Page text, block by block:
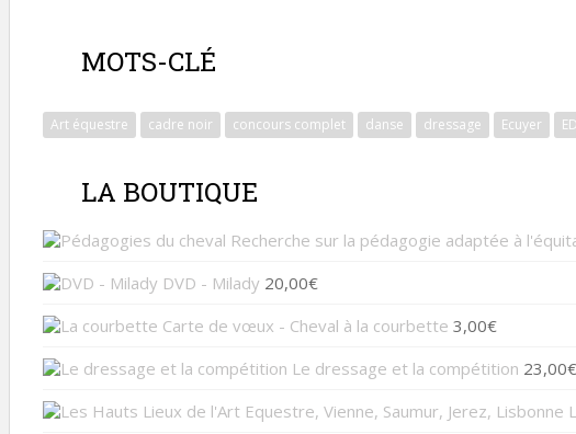
MOTS-CLÉ
Art équestre cadre noir concours complet danse dressage Ecuyer
LA BOUTIQUE
Recherche sur la pédagogie adaptée à
DVD - Milady 20,00€
Carte de vœux - Cheval à la courbette 3,00€
Le dressage et la compétition 23,00€